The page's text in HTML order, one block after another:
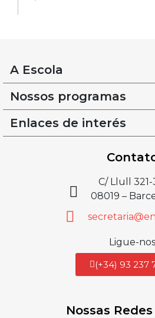
A Escola
Nossos programas
Enlaces de interés
C/ Llull 321-
08019 –
Ligue-nos
(+34) 93 237
Nossas